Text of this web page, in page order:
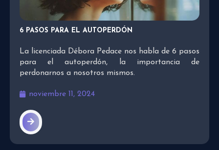
6 PASOS PARA EL AUTOPERDÓN
La licenciada Débora Pedace nos habla de 6 pasos
para el autoperdón, la importancia de
perdonarnos a nosotros mismos.
noviembre 11, 2024